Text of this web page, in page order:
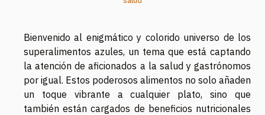
Bienvenido al enigmático y colorido universo de los
superalimentos azules, un tema que está captando
la atención de aficionados a la salud y gastrónomos
por igual. Estos poderosos alimentos no solo añaden
un toque vibrante a cualquier plato, sino que
también están cargados de beneficios nutricionales